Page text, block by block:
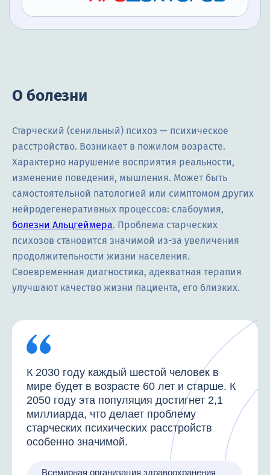
О болезни
Старческий (сенильный) психоз — психическое
расстройство. Возникает в пожилом возрасте.
Характерно нарушение восприятия реальности,
изменение поведения, мышления. Может быть
самостоятельной патологией или симптомом других
нейродегенеративных процессов: слабоумия,
болезни Альцгеймера. Проблема старческих
психозов становится значимой из-за увеличения
продолжительности жизни населения.
Своевременная диагностика, адекватная терапия
улучшают качество жизни пациента, его близких.
К 2030 году каждый шестой человек в
мире будет в возрасте 60 лет и старше. К
2050 году эта популяция достигнет 2,1
миллиарда, что делает проблему
старческих психических расстройств
особенно значимой.
Всемирная организация здравоохранения